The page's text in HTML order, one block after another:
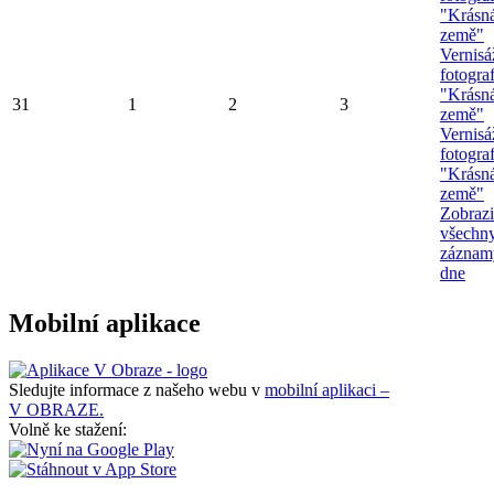
31 1 2 3
země"
země"
země"
dne
Mobilní aplikace
Sledujte informace z našeho webu v mobilní aplikaci –
V OBRAZE.
Volně ke stažení: